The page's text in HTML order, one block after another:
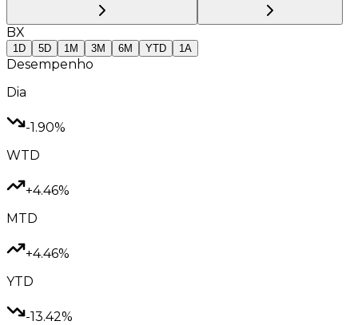
BX
1D 5D 1M 3M 6M YTD 1A
Desempenho
Dia
-1.90%
WTD
+4.46%
MTD
+4.46%
YTD
-13.42%